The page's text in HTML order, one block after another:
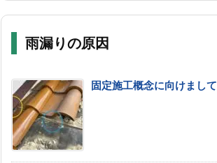
雨漏りの原因
固定施工概念に向けまして